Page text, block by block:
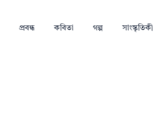
প্ৰবন্ধ কবিতা গল্প সাংস্কৃতিকী